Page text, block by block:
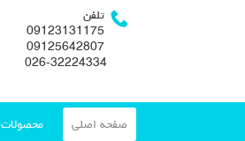
تلفن
09123131175
09125642807
صفحه اصلی محصولات